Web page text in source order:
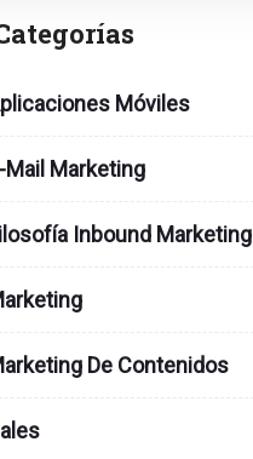
Móviles
Mail Marketing
Inbound Marketing
De Contenidos